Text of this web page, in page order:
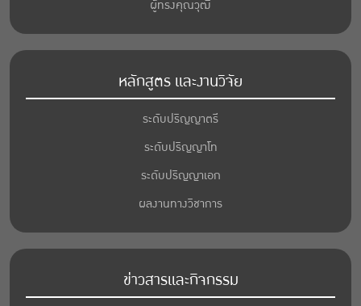
ผู้ทรงคุณวุฒิ
หลักสูตร และงานวิจัย
ระดับปริญญาตรี
ระดับปริญญาโท
ระดับปริญญาเอก
ผลงานทางวิชาการ
ข่าวสารและกิจกรรม